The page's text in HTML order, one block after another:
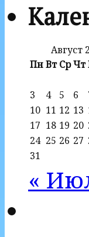
Август
ПнВт СрЧт
3
4 5 6
10 11 12 13
17 18 19 20
24 25 26 27
31
«